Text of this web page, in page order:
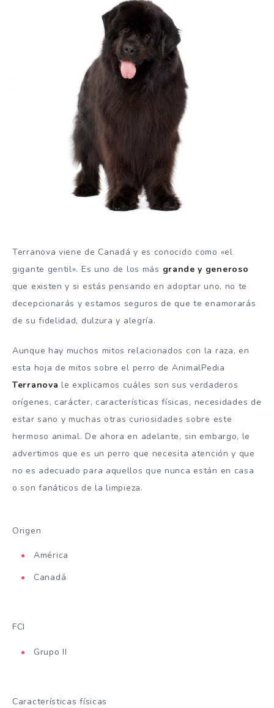
Terranova viene de Canadá y es conocido como «el
gigante gentil». Es uno de los más grande y generoso
que existen y si estás pensando en adoptar uno, no te
decepcionarás y estamos seguros de que te enamorarás
de su fidelidad, dulzura y alegría.
Aunque hay muchos mitos relacionados con la raza, en
esta hoja de mitos sobre el perro de AnimalPedia
Terranova le explicamos cuáles son sus verdaderos
orígenes, carácter, características físicas, necesidades de
estar sano y muchas otras curiosidades sobre este
hermoso animal. De ahora en adelante, sin embargo, le
advertimos que es un perro que necesita atención y que
no es adecuado para aquellos que nunca están en casa
o son fanáticos de la limpieza.
Origen
América
Canadá
FCI
Grupo II
Características físicas